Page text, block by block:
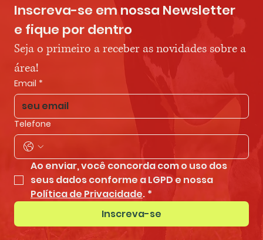
Inscreva-se em nossa Newsletter
e fique por dentro
Seja o primeiro a receber as novidades sobre a
área!
Email *
Telefone
Ao enviar, você concorda com o uso dos
Política de Privacidade. *
Inscreva-se